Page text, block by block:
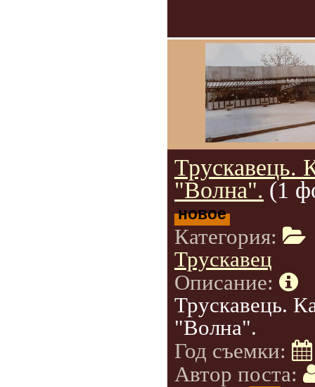
Трускавець.
"Волна". (1
новое
Категория:
Трускавец
Описание:
Трускавець.
"Волна".
Год съемки:
Автор поста: